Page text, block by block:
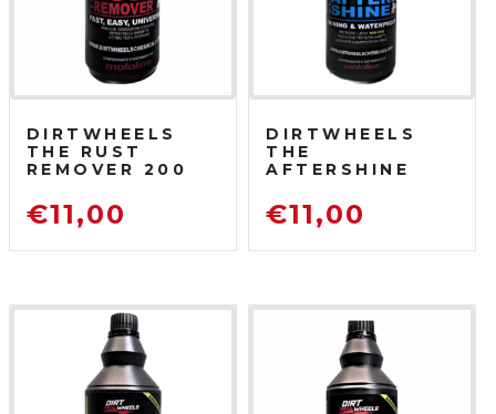
DIRTWHEELS
THE RUST
REMOVER 200
DISOSSIDANTE
RIMUOVI
€11,00
DIRTWHEELS
THE
AFTERSHINE
PROTETTIVO
LUCIDANTE
€11,00